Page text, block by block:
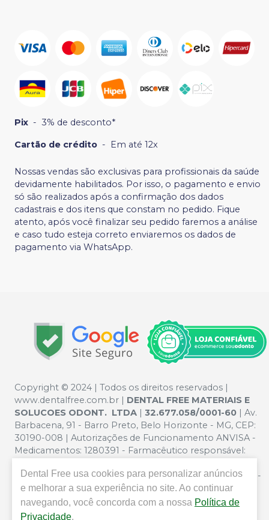
Pix - 3% de desconto*
Cartão de crédito - Em até 12x
Nossas vendas são exclusivas para profissionais da saúde
devidamente habilitados. Por isso, o pagamento e envio
só são realizados após a confirmação dos dados
cadastrais e dos itens que constam no pedido. Fique
atento, após você finalizar seu pedido faremos a análise
e caso tudo esteja correto enviaremos os dados de
pagamento via WhatsApp.
Copyright © 2024 | Todos os direitos reservados |
www.dentalfree.com.br | DENTAL FREE MATERIAIS E
SOLUCOES ODONT. LTDA
32.677.058/0001-60
| Av.
Barbacena, 91 - Barro Preto, Belo Horizonte - MG, CEP:
30190-008 | Autorizações de Funcionamento ANVISA -
Medicamentos: 1280391 - Farmacêutico responsável:
Privacidade e Segurança - Fotos meramente ilustrativas -
Os preços e condições da loja virtual estão sujeitos a
alterações. Em caso de divergência de preços no site, o
valor válido é o do Carrinho de Compra. Não vendemos
Dental Free usa cookies para personalizar anúncios
e melhorar a sua experiência no site. Ao continuar
navegando, você concorda com a nossa Política de
Privacidade.